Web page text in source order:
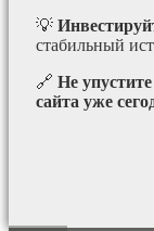
💡
стабильный
🔗 Не
сайта уже